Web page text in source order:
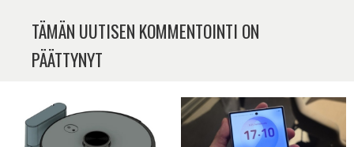
TÄMÄN UUTISEN KOMMENTOINTI ON
PÄÄTTYNYT